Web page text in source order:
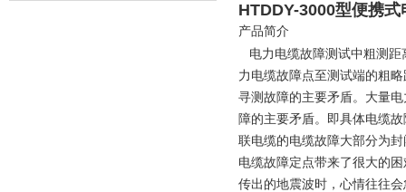
HTDDY-3000型便携
产品简介
电力电缆故障测试中粗测距
力电缆故障点至测试端的粗
寻测故障的主要矛盾。大量
障的主要矛盾。即具体电缆
联电缆的电缆故障大部分为
电缆故障定点带来了很大的
传出的地震波时，心情往往